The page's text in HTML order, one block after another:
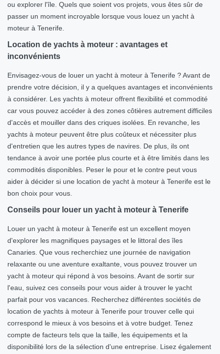
ou explorer l'île. Quels que soient vos projets, vous êtes sûr de
passer un moment incroyable lorsque vous louez un yacht à
moteur à Tenerife.
Location de yachts à moteur : avantages et
inconvénients
Envisagez-vous de louer un yacht à moteur à Tenerife ? Avant de
prendre votre décision, il y a quelques avantages et inconvénients
à considérer. Les yachts à moteur offrent flexibilité et commodité
car vous pouvez accéder à des zones côtières autrement difficiles
d'accès et mouiller dans des criques isolées. En revanche, les
yachts à moteur peuvent être plus coûteux et nécessiter plus
d'entretien que les autres types de navires. De plus, ils ont
tendance à avoir une portée plus courte et à être limités dans les
commodités disponibles. Peser le pour et le contre peut vous
aider à décider si une location de yacht à moteur à Tenerife est le
bon choix pour vous.
Conseils pour louer un yacht à moteur à Tenerife
Louer un yacht à moteur à Tenerife est un excellent moyen
d'explorer les magnifiques paysages et le littoral des îles
Canaries. Que vous recherchiez une journée de navigation
relaxante ou une aventure exaltante, vous pouvez trouver un
yacht à moteur qui répond à vos besoins. Avant de sortir sur
l'eau, suivez ces conseils pour vous aider à trouver le yacht
parfait pour vos vacances. Recherchez différentes sociétés de
location de yachts à moteur à Tenerife pour trouver celle qui
correspond le mieux à vos besoins et à votre budget. Tenez
compte de facteurs tels que la taille, les équipements et la
disponibilité lors de la sélection d'une entreprise. Lisez également